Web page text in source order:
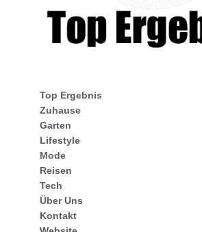
Top Ergebnis
Zuhause
Garten
Lifestyle
Mode
Reisen
Tech
Über Uns
Kontakt